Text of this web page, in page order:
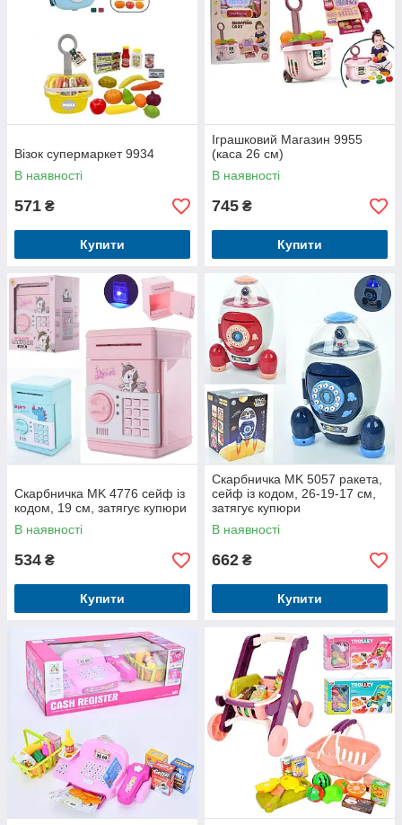
Візок супермаркет 9934
В наявності
571 ₴
Купити
Іграшковий Магазин 9955
(каса 26 см)
В наявності
745 ₴
Купити
Скарбничка MK 4776 сейф із
кодом, 19 см, затягує купюри
В наявності
534 ₴
Купити
Скарбничка MK 5057 ракета,
сейф із кодом, 26-19-17 см,
затягує купюри
В наявності
662 ₴
Купити